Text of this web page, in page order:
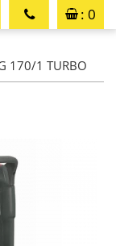
: 0
170/1 TURBO